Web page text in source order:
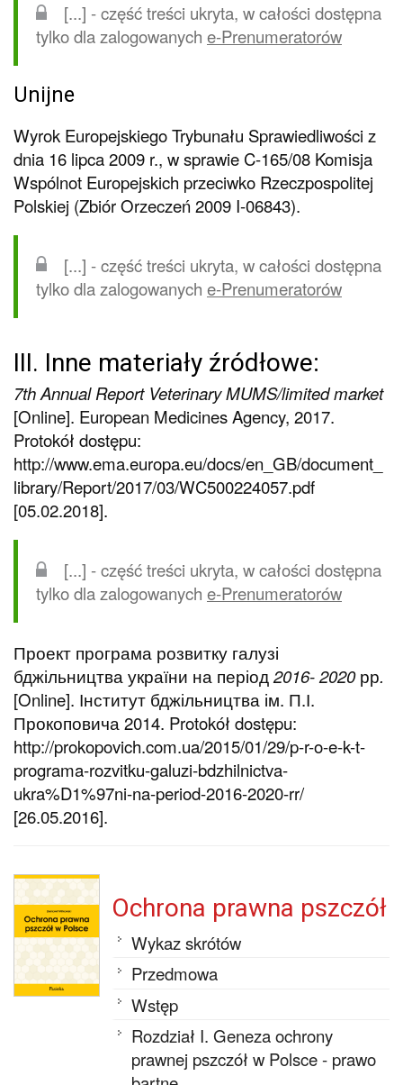
[...] - część treści ukryta, w całości dostępna
tylko dla zalogowanych e-Prenumeratorów
Unijne
Wyrok Europejskiego Trybunału Sprawiedliwości z
dnia 16 lipca 2009 r., w sprawie C-165/08 Komisja
Wspólnot Europejskich przeciwko Rzeczpospolitej
Polskiej (Zbiór Orzeczeń 2009 I-06843).
[...] - część treści ukryta, w całości dostępna
tylko dla zalogowanych e-Prenumeratorów
III. Inne materiały źródłowe:
7th Annual Report Veterinary MUMS/limited market
[Online]. European Medicines Agency, 2017.
Protokół dostępu:
http://www.ema.europa.eu/docs/en_GB/document_
library/Report/2017/03/WC500224057.pdf
[05.02.2018].
[...] - część treści ukryta, w całości dostępna
tylko dla zalogowanych e-Prenumeratorów
Проект програма розвитку галузі
бджільництва україни на період2016- 2020рр.
[Online]. Інститут бджільництва ім. П.І.
Прокоповича 2014. Protokół dostępu:
http://prokopovich.com.ua/2015/01/29/p-r-o-e-k-t-
programa-rozvitku-galuzi-bdzhilnictva-
ukra%D1%97ni-na-period-2016-2020-rr/
[26.05.2016].
Ochrona prawna pszczół
Wykaz skrótów
Przedmowa
Wstęp
Rozdział I. Geneza ochrony
prawnej pszczół w Polsce - prawo